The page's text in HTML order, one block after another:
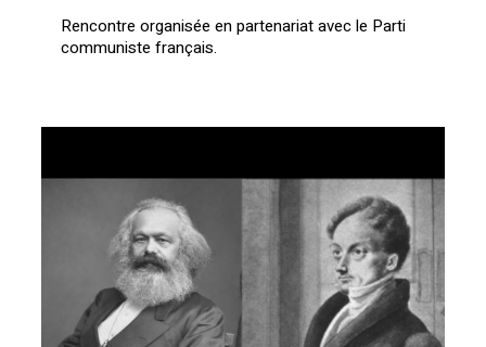
Rencontre organisée en partenariat avec le Parti
communiste français.